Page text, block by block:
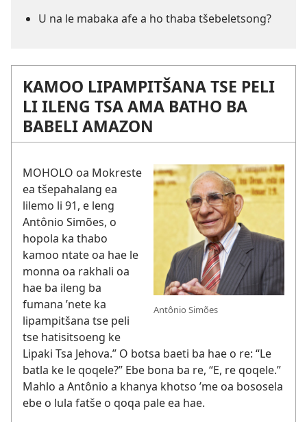
U na le mabaka afe a ho thaba tšebeletsong?
KAMOO LIPAMPITŠANA TSE PELI
LI ILENG TSA AMA BATHO BA
BABELI AMAZON
Antônio Simões
MOHOLO oa Mokreste
ea tšepahalang ea
lilemo li 91, e leng
Antônio Simões, o
hopola ka thabo
kamoo ntate oa hae le
monna oa rakhali oa
hae ba ileng ba
fumana ’nete ka
lipampitšana tse peli
tse hatisitsoeng ke
Lipaki Tsa Jehova.” O botsa baeti ba hae o re: “Le
batla ke le qoqele?” Ebe bona ba re, “E, re qoqele.”
Mahlo a Antônio a khanya khotso ’me oa bososela
ebe o lula fatše o qoqa pale ea hae.